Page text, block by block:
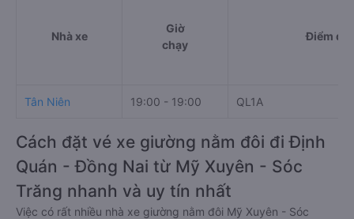
Nhà xe
Giờ
chạy
Điểm đi
Tân Niên 19:00 - 19:00 QL1A
Cách đặt vé xe giường nằm đôi đi Định
Quán - Đồng Nai từ Mỹ Xuyên - Sóc
Trăng nhanh và uy tín nhất
Việc có rất nhiều nhà xe giường nằm đôi Mỹ Xuyên - Sóc